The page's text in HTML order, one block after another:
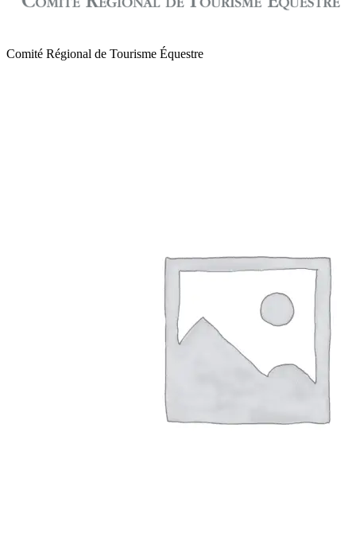
Comité Régional de Tourisme Équestre